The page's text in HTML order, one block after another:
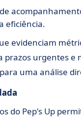
eficiência.
evidenciam
prazos urgentes e
uma análise
do Pep's Up